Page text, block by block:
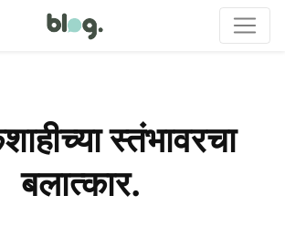
स्तंभावरचा
बलात्कार.